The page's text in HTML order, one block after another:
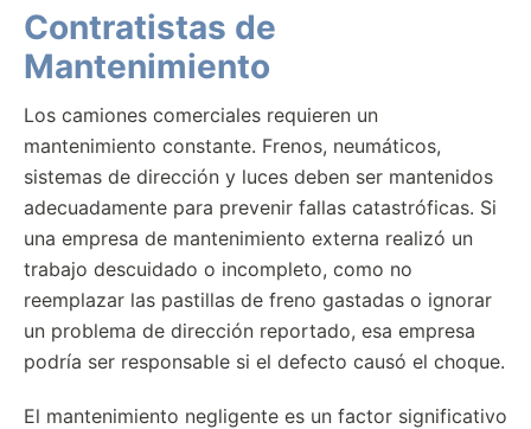
Contratistas de
Mantenimiento
Los camiones comerciales requieren un
mantenimiento constante. Frenos, neumáticos,
sistemas de dirección y luces deben ser mantenidos
adecuadamente para prevenir fallas catastróficas. Si
una empresa de mantenimiento externa realizó un
trabajo descuidado o incompleto, como no
reemplazar las pastillas de freno gastadas o ignorar
un problema de dirección reportado, esa empresa
podría ser responsable si el defecto causó el choque.
El mantenimiento negligente es un factor significativo